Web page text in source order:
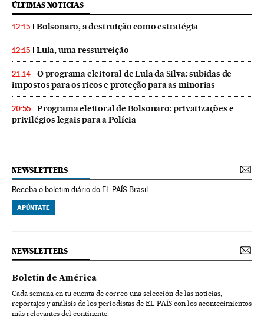
ÚLTIMAS NOTICIAS
12:15 Bolsonaro, a destruição como estratégia
12:15 Lula, uma ressurreição
21:14
O programa eleitoral de Lula da Silva: subidas de
impostos para os ricos e proteção para as minorias
20:55
Programa eleitoral de Bolsonaro: privatizações e
privilégios legais para a Polícia
NEWSLETTERS
Receba o boletim diário do EL PAÍS Brasil
APÚNTATE
NEWSLETTERS
Boletín de América
Cada semana en tu cuenta de correo una selección de las noticias,
reportajes y análisis de los periodistas de EL PAÍS con los acontecimientos
más relevantes del continente.